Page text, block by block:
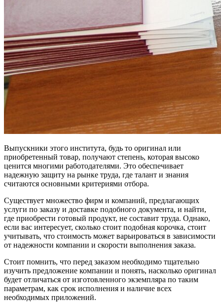
Выпускники этого института, будь то оригинал или
приобретенный товар, получают степень, которая высоко
ценится многими работодателями. Это обеспечивает
надежную защиту на рынке труда, где талант и знания
считаются основными критериями отбора.
Существует множество фирм и компаний, предлагающих
услуги по заказу и доставке подобного документа, и найти,
где приобрести готовый продукт, не составит труда. Однако,
если вас интересует, сколько стоит подобная корочка, стоит
учитывать, что стоимость может варьироваться в зависимости
от надежности компании и скорости выполнения заказа.
Стоит помнить, что перед заказом необходимо тщательно
изучить предложение компании и понять, насколько оригинал
будет отличаться от изготовленного экземпляра по таким
параметрам, как срок исполнения и наличие всех
необходимых приложений.